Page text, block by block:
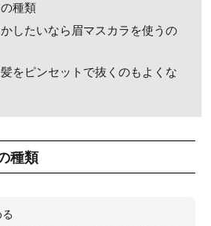
種類
したいなら眉マスカラを使うの
をピンセットで抜くのもよくな
種類